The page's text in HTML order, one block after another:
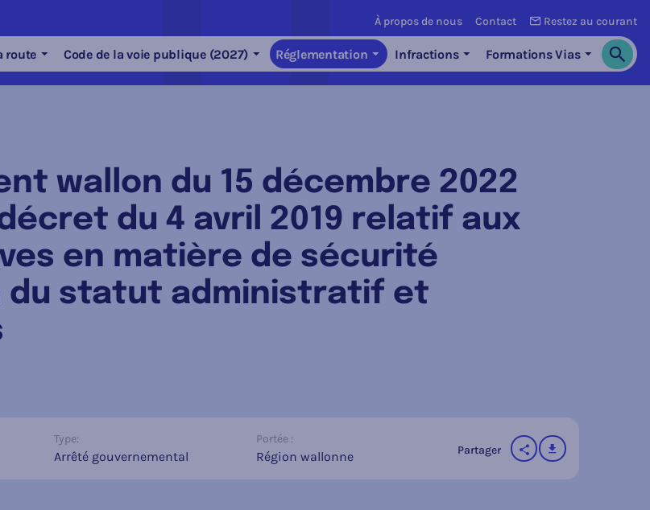
À propos de nous Contact Restez au courant
route Code de la voie publique (2027) Réglementation Infractions Formations Vias
wallon du 15 décembre 2022
du 4 avril 2019 relatif aux
en matière de sécurité
du statut administratif et
Type:
Arrêté gouvernemental
Portée :
Région wallonne Partager télécharger